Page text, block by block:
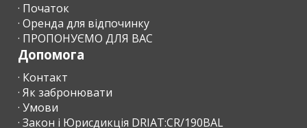
· Початок
· Оренда для відпочинку
· ПРОПОНУЄМО ДЛЯ ВАС
Допомога
· Контакт
· Як забронювати
· Умови
· Закон і Юрисдикція DRIAT:CR/190BAL